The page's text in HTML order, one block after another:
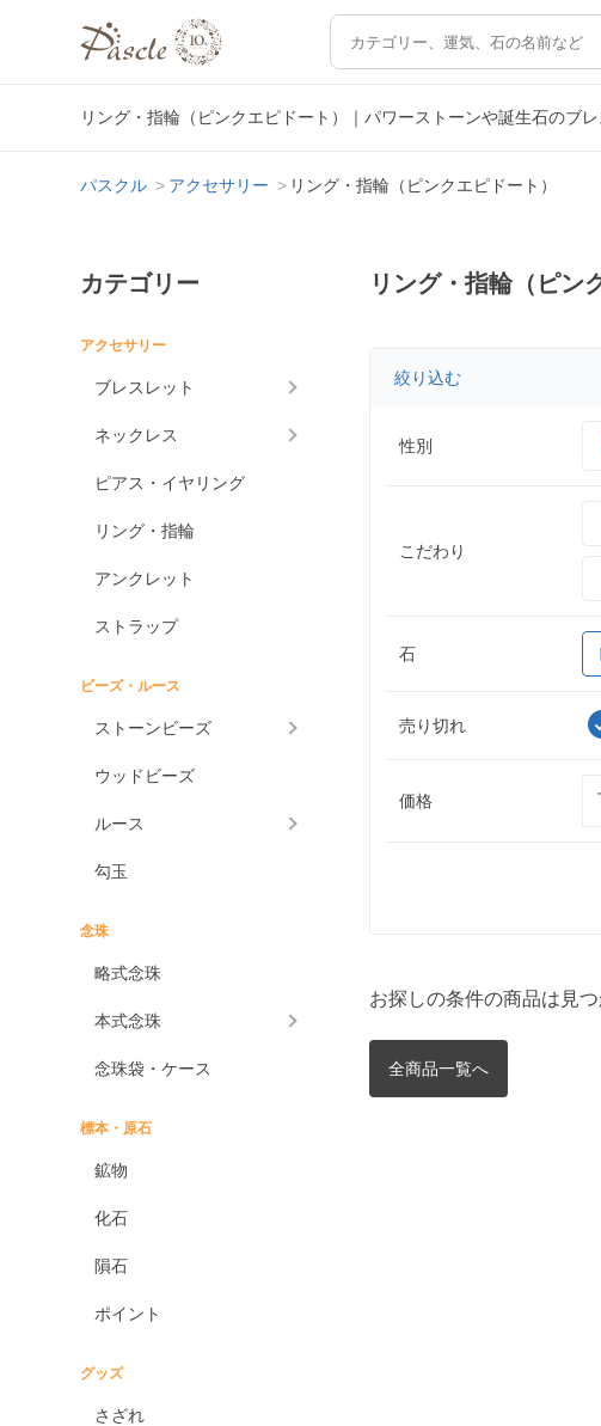
リング・指輪（ピンクエピドート）｜パワーストーンや誕生石のブ
パスクル アクセサリー リング・指輪（ピンクエピドート）
カテゴリー
アクセサリー
ブレスレット
ネックレス
ピアス・イヤリング
リング・指輪
アンクレット
ストラップ
ビーズ・ルース
ストーンビーズ
ウッドビーズ
ルース
勾玉
念珠
略式念珠
本式念珠
念珠袋・ケース
標本・原石
鉱物
化石
隕石
ポイント
グッズ
さざれ
リング・指輪（ピン
絞り込む
性別
こだわり
石
売り切れ
価格
お探しの条件の商品は見
全商品一覧へ